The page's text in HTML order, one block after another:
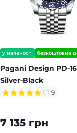
у наявності
безкоштовна
Pagani Design PD-
Silver-Black
9
7 135 грн